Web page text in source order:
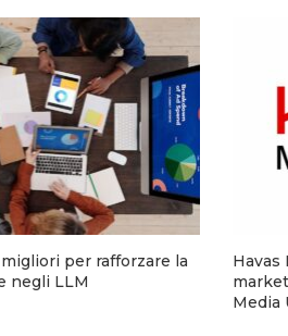
per rafforzare la
negli LLM
Havas
Media